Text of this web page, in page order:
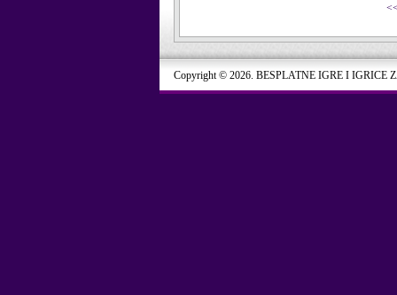
Copyright © 2026. BESPLATNE IGRE I IGRICE